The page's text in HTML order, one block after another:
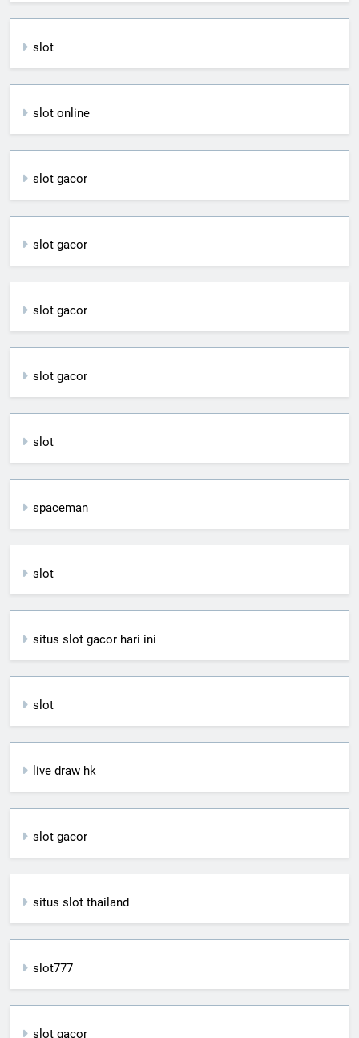
slot
slot online
slot gacor
slot gacor
slot gacor
slot gacor
slot
spaceman
slot
situs slot gacor hari ini
slot
live draw hk
slot gacor
situs slot thailand
slot777
slot gacor